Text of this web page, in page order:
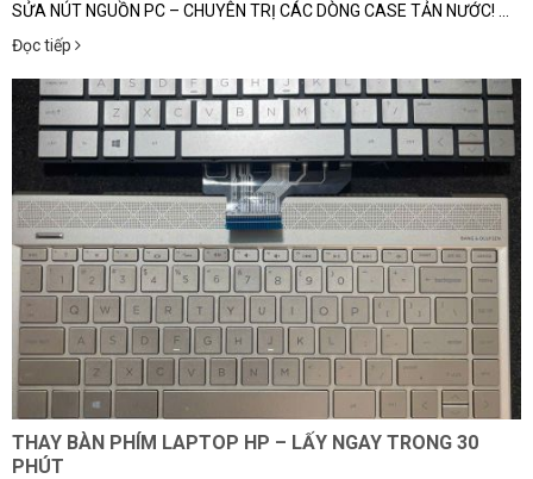
SỬA NÚT NGUỒN PC – CHUYÊN TRỊ CÁC DÒNG CASE TẢN NƯỚC! ...
Đọc tiếp
THAY BÀN PHÍM LAPTOP HP – LẤY NGAY TRONG 30
PHÚT